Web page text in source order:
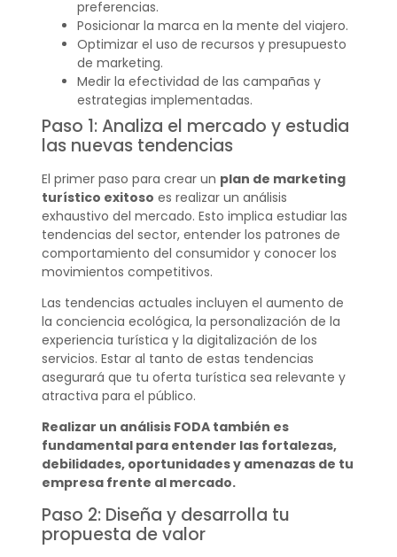
preferencias.
Posicionar la marca en la mente del viajero.
Optimizar el uso de recursos y presupuesto
de marketing.
Medir la efectividad de las campañas y
estrategias implementadas.
Paso 1: Analiza el mercado y estudia
las nuevas tendencias
El primer paso para crear un plan de marketing
turístico exitoso es realizar un análisis
exhaustivo del mercado. Esto implica estudiar las
tendencias del sector, entender los patrones de
comportamiento del consumidor y conocer los
movimientos competitivos.
Las tendencias actuales incluyen el aumento de
la conciencia ecológica, la personalización de la
experiencia turística y la digitalización de los
servicios. Estar al tanto de estas tendencias
asegurará que tu oferta turística sea relevante y
atractiva para el público.
Realizar un análisis FODA también es
fundamental para entender las fortalezas,
debilidades, oportunidades y amenazas de tu
empresa frente al mercado.
Paso 2: Diseña y desarrolla tu
propuesta de valor